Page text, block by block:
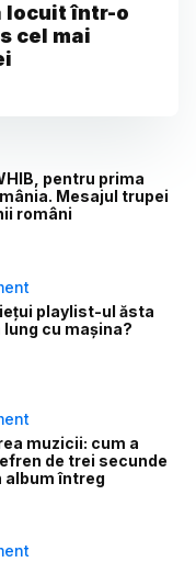
locuit într-o
cel mai
pentru prima
Mesajul trupei
români
playlist-ul ăsta
lung cu mașina?
muzicii: cum a
de trei secunde
album întreg